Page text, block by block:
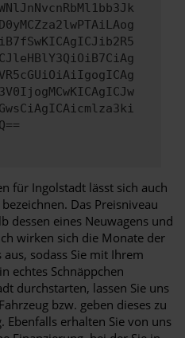
für Ingolstadt lässt sich auch
Das Preisniveau
dessen eines Neuwagens und
wirken sich die Monate der
sodass Sie mit Ihrem
echtes Schnäppchen
durchstarten, lassen Sie uns
bzw. geben dieses zu
Ebenfalls erhalten Sie von uns